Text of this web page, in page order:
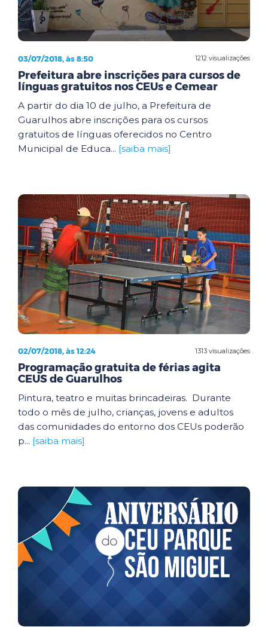
1212 visualizações
03/07/2018, às 8:50
Prefeitura abre inscrições para cursos de
línguas gratuitos nos CEUs e Cemear
A partir do dia 10 de julho, a Prefeitura de
Guarulhos abre inscrições para os cursos
gratuitos de línguas oferecidos no Centro
Municipal de Educa... [saiba mais]
1313 visualizações
02/07/2018, às 12:24
Programação gratuita de férias agita
CEUS de Guarulhos
Pintura, teatro e muitas brincadeiras. Durante
todo o mês de julho, crianças, jovens e adultos
das comunidades do entorno dos CEUs poderão
p... [saiba mais]